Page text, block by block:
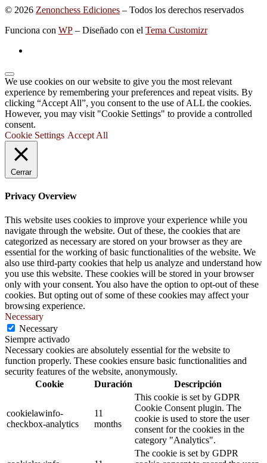
© 2026 Zenonchess Ediciones – Todos los derechos reservados
Funciona con WP – Diseñado con el Tema Customizr
We use cookies on our website to give you the most relevant
experience by remembering your preferences and repeat visits. By
clicking “Accept All”, you consent to the use of ALL the cookies.
However, you may visit "Cookie Settings" to provide a controlled
consent.
Cookie Settings Accept All
Cerrar
Privacy Overview
This website uses cookies to improve your experience while you
navigate through the website. Out of these, the cookies that are
categorized as necessary are stored on your browser as they are
essential for the working of basic functionalities of the website. We
also use third-party cookies that help us analyze and understand how
you use this website. These cookies will be stored in your browser
only with your consent. You also have the option to opt-out of these
cookies. But opting out of some of these cookies may affect your
browsing experience.
Necessary
Necessary
Siempre activado
Necessary cookies are absolutely essential for the website to
function properly. These cookies ensure basic functionalities and
security features of the website, anonymously.
Cookie
Duración Descripción
cookielawinfo-
checkbox-analytics
11
months
This cookie is set by GDPR
Cookie Consent plugin. The
cookie is used to store the user
consent for the cookies in the
category "Analytics".
The cookie is set by GDPR